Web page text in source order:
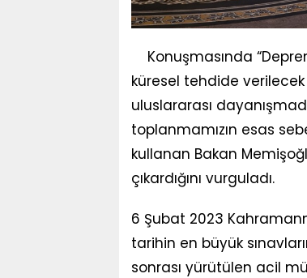
Konuşmasında
küresel tehdide
uluslararası
toplanmamızın esas
kullanan Bakan
çıkardığını vurguladı.
6 Şubat 2023
tarihin en büyük
sonrası yürütülen acil